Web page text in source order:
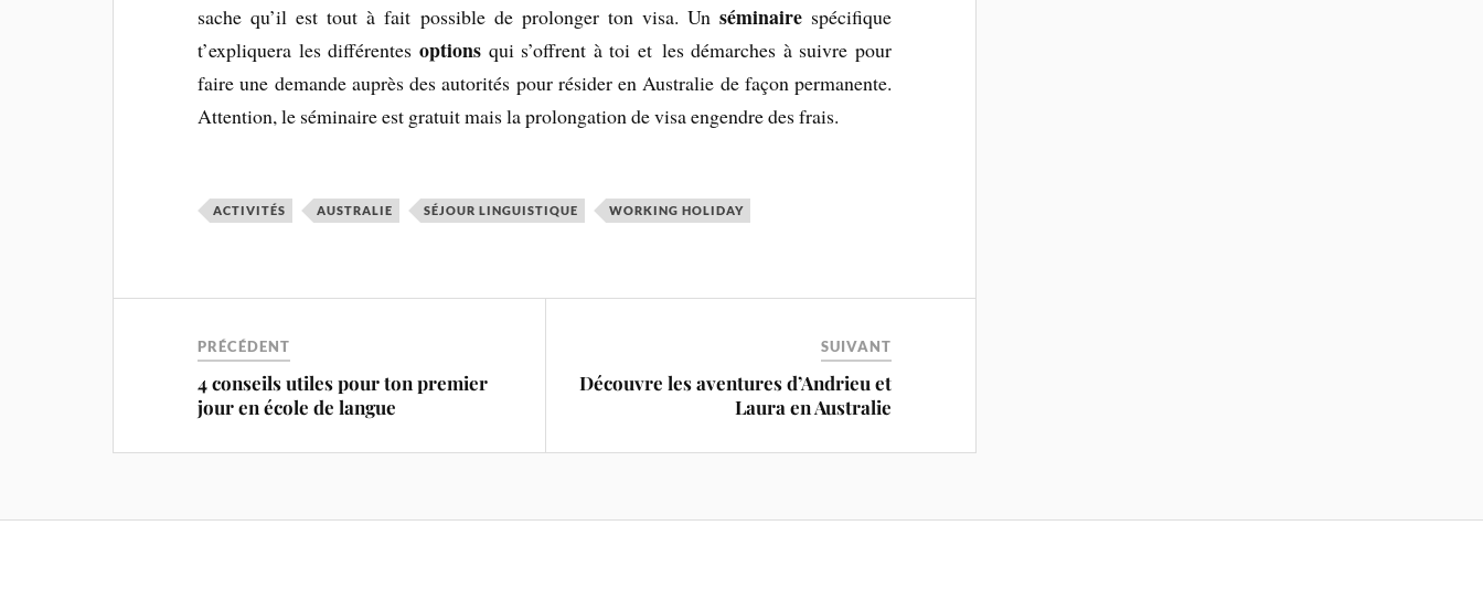
sache qu’il est tout à fait possible de prolonger ton visa. Unséminaire spécifique
t’expliquera les différentes optionsqui s’offrent à toi et les démarches à suivre pour
faire une demande auprès des autorités pour résider en Australie de façon permanente.
Attention, le séminaire est gratuit mais la prolongation de visa engendre des frais.
ACTIVITÉS AUSTRALIE SÉJOUR LINGUISTIQUE WORKING HOLIDAY
PRÉCÉDENT
4 conseils utiles pour ton premier
jour en école de langue
SUIVANT
Découvre les aventures d’Andrieu et
Laura en Australie